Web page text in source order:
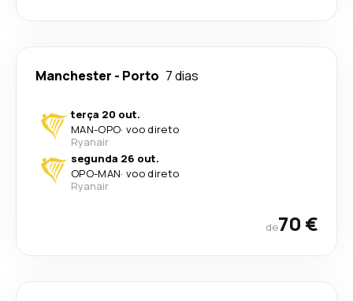
Manchester - Porto 7 dias
terça 20 out.
MAN-OPO· voo direto
Ryanair
segunda 26 out.
OPO-MAN· voo direto
Ryanair
de70 €